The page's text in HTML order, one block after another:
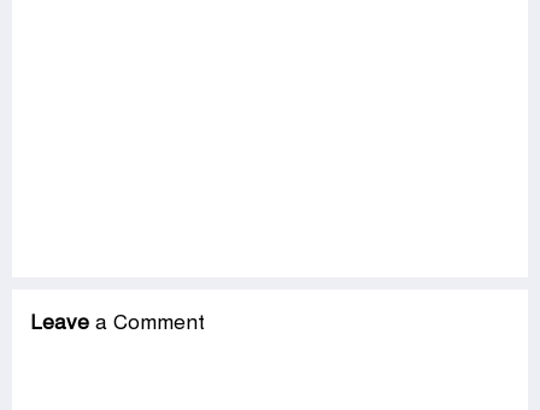
Leave a Comment